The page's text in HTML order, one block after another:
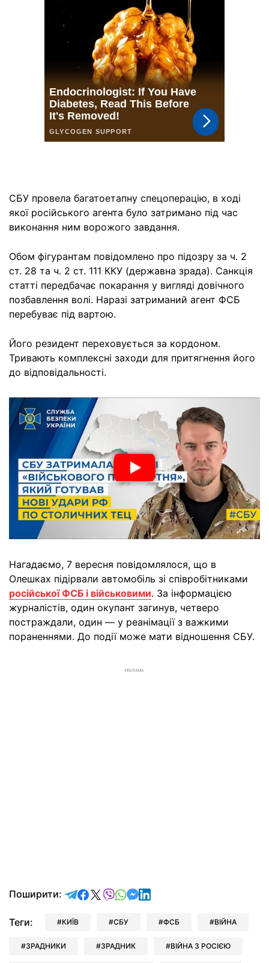
СБУ провела багатоетапну спецоперацію, в ході
якої російського агента було затримано під час
виконання ним ворожого завдання.
Обом фігурантам повідомлено про підозру за ч. 2
ст. 28 та ч. 2 ст. 111 ККУ (державна зрада). Санкція
статті передбачає покарання у вигляді довічного
позбавлення волі. Наразі затриманий агент ФСБ
перебуває під вартою.
Його резидент переховується за кордоном.
Тривають комплексні заходи для притягнення його
до відповідальності.
Нагадаємо, 7 вересня повідомлялося, що в
Олешках підірвали автомобіль зі співробітниками
російської ФСБ і військовими. За інформацією
журналістів, один окупант загинув, четверо
постраждали, один — у реанімації з важкими
пораненнями. До події може мати відношення СБУ.
РЕКЛАМА
Поширити: відправити у Telegram
поділитись у Facebook
поділитись у X
відправити у Viber
відправити у Whatsapp
відправити у Messenger
відправити у LinkedIn
Теги: КИЇВ СБУ ФСБ ВІЙНА
ЗРАДНИКИ ЗРАДНИК ВІЙНА З РОСІЄЮ